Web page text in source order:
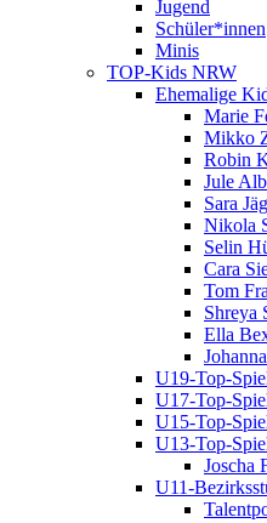
Jugend
Schüler*innen
Minis
TOP-Kids NRW
Ehemalige
Marie
Mikko
Robin
Jule
Sara
Nikola
Selin
Cara
Tom
Shreya
Ella
U19-Top-
U17-Top-
U15-Top-
U13-Top-
Joscha
U11-